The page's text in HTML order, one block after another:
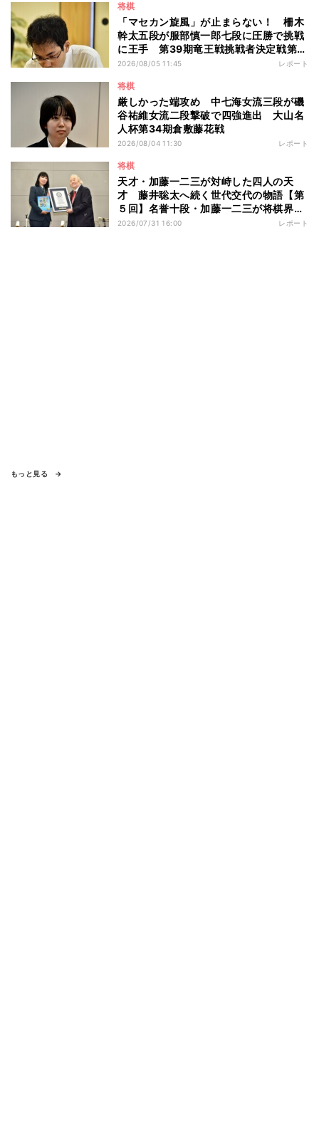
将棋
「マセカン旋風」が止まらない！ 柵木
幹太五段が服部慎一郎七段に圧勝で挑戦
に王手 第39期竜王戦挑戦者決定戦第１
局
2026/08/05 11:45 レポート
将棋
厳しかった端攻め 中七海女流三段が磯
谷祐維女流二段撃破で四強進出 大山名
人杯第34期倉敷藤花戦
2026/08/04 11:30 レポート
将棋
天才・加藤一二三が対峙した四人の天
才 藤井聡太へ続く世代交代の物語【第
５回】名誉十段・加藤一二三が将棋界に
残したもの
2026/07/31 16:00 レポート
もっと見る